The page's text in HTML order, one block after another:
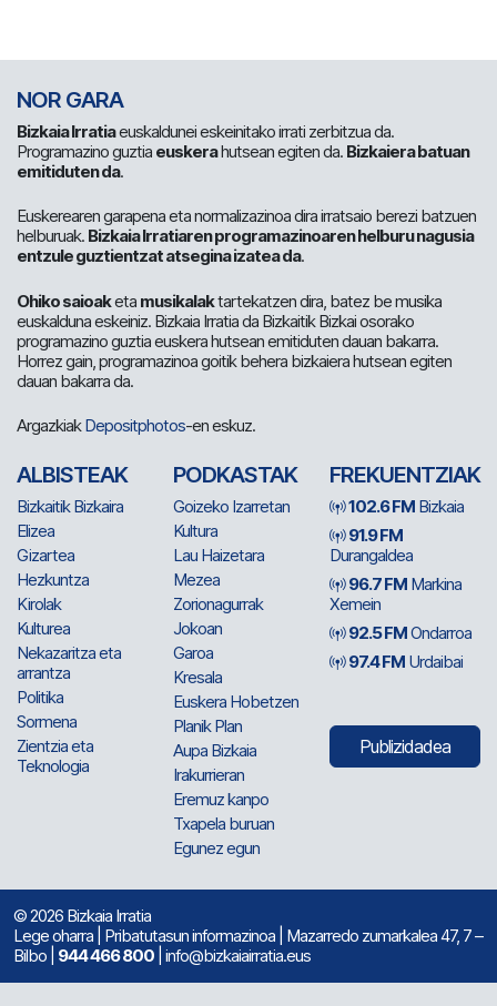
NOR GARA
Bizkaia Irratiaeuskaldunei eskeinitako irrati zerbitzua da.
Programazino guztia euskerahutsean egiten da. Bizkaiera batuan
emitiduten da.
Euskerearen garapena eta normalizazinoa dira irratsaio berezi batzuen
helburuak. Bizkaia Irratiaren programazinoaren helburu nagusia
entzule guztientzat atsegina izatea da.
Ohiko saioaketa musikalaktartekatzen dira, batez be musika
euskalduna eskeiniz. Bizkaia Irratia da Bizkaitik Bizkai osorako
programazino guztia euskera hutsean emitiduten dauan bakarra.
Horrez gain, programazinoa goitik behera bizkaiera hutsean egiten
dauan bakarra da.
ArgazkiakDepositphotos-en eskuz.
ALBISTEAK
Bizkaitik Bizkaira
Elizea
Gizartea
Hezkuntza
Kirolak
Kulturea
Nekazaritza eta
arrantza
Politika
Sormena
Zientzia eta
Teknologia
PODKASTAK
Goizeko Izarretan
Kultura
Lau Haizetara
Mezea
Zorionagurrak
Jokoan
Garoa
Kresala
Euskera Hobetzen
Planik Plan
Aupa Bizkaia
Irakurrieran
Eremuz kanpo
Txapela buruan
Egunez egun
FREKUENTZIAK
102.6 FM Bizkaia
91.9 FM
Durangaldea
96.7 FM Markina
Xemein
92.5 FMOndarroa
97.4 FM Urdaibai
Publizidadea
© 2026 Bizkaia Irratia
Lege oharra Pribatutasun informazinoa | Mazarredo zumarkalea 47, 7 –
Bilbo | 944 466 800 | info@bizkaiairratia.eus